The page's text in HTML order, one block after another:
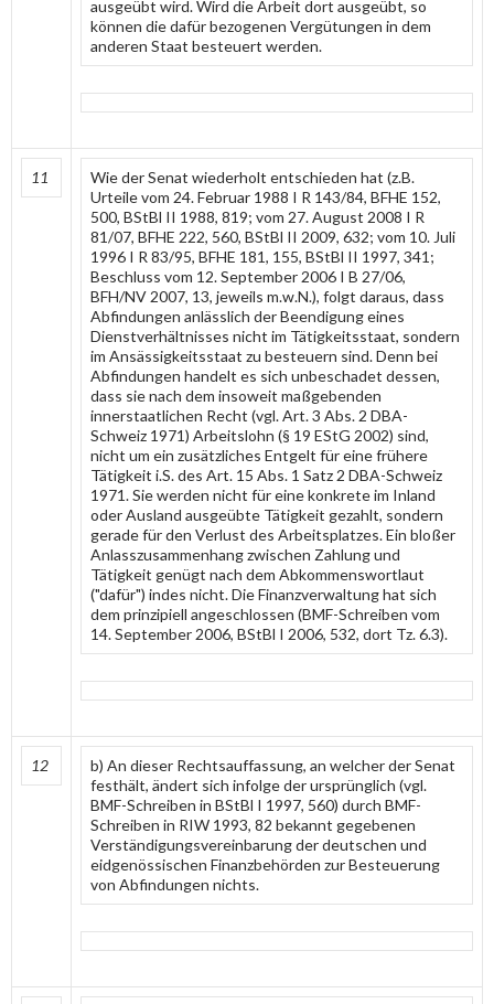
ausgeübt wird. Wird die Arbeit dort ausgeübt, so
können die dafür bezogenen Vergütungen in dem
anderen Staat besteuert werden.
11
Wie der Senat wiederholt entschieden hat (z.B.
Urteile vom 24. Februar 1988 I R 143/84, BFHE 152,
500, BStBl II 1988, 819; vom 27. August 2008 I R
81/07, BFHE 222, 560, BStBl II 2009, 632; vom 10. Juli
1996 I R 83/95, BFHE 181, 155, BStBl II 1997, 341;
Beschluss vom 12. September 2006 I B 27/06,
BFH/NV 2007, 13, jeweils m.w.N.), folgt daraus, dass
Abfindungen anlässlich der Beendigung eines
Dienstverhältnisses nicht im Tätigkeitsstaat, sondern
im Ansässigkeitsstaat zu besteuern sind. Denn bei
Abfindungen handelt es sich unbeschadet dessen,
dass sie nach dem insoweit maßgebenden
innerstaatlichen Recht (vgl. Art. 3 Abs. 2 DBA-
Schweiz 1971) Arbeitslohn (§ 19 EStG 2002) sind,
nicht um ein zusätzliches Entgelt für eine frühere
Tätigkeit i.S. des Art. 15 Abs. 1 Satz 2 DBA-Schweiz
1971. Sie werden nicht für eine konkrete im Inland
oder Ausland ausgeübte Tätigkeit gezahlt, sondern
gerade für den Verlust des Arbeitsplatzes. Ein bloßer
Anlasszusammenhang zwischen Zahlung und
Tätigkeit genügt nach dem Abkommenswortlaut
("dafür") indes nicht. Die Finanzverwaltung hat sich
dem prinzipiell angeschlossen (BMF-Schreiben vom
14. September 2006, BStBl I 2006, 532, dort Tz. 6.3).
12
b) An dieser Rechtsauffassung, an welcher der Senat
festhält, ändert sich infolge der ursprünglich (vgl.
BMF-Schreiben in BStBl I 1997, 560) durch BMF-
Schreiben in RIW 1993, 82 bekannt gegebenen
Verständigungsvereinbarung der deutschen und
eidgenössischen Finanzbehörden zur Besteuerung
von Abfindungen nichts.